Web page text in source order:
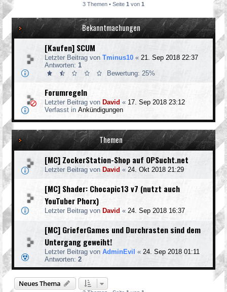
3 Themen • Seite 1 von 1
Bekanntmachungen
[Kaufen] SCUM
Letzter Beitrag von Tminus10 « 21. Sep 2018 22:37
Antworten: 1
Bewertung: 25%
Forumregeln
Letzter Beitrag von David « 17. Sep 2018 23:12
Verfasst in Ankündigungen
Themen
[MC] ZockerStation-Shop auf OPSucht.net
Letzter Beitrag von David « 24. Okt 2018 21:29
[MC] Shader: Chocapic13 v7 (nutzt auch
YouTuber Phorx)
Letzter Beitrag von David « 24. Sep 2018 16:37
[MC] GrieferGames und Durchrasten sind dem
Untergang geweiht!
Letzter Beitrag von AdminEvil « 24. Sep 2018 01:11
Antworten: 2
Neues Thema